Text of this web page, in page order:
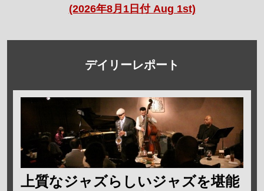
(2026年8月1日付 Aug 1st)
デイリーレポート
上質なジャズらしいジャズを堪能